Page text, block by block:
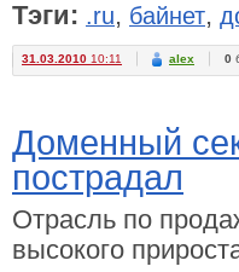
Тэги: .ru, байнет,
31.03.2010 10:11 alex 0
Доменный
пострадал
Отрасль по
высокого